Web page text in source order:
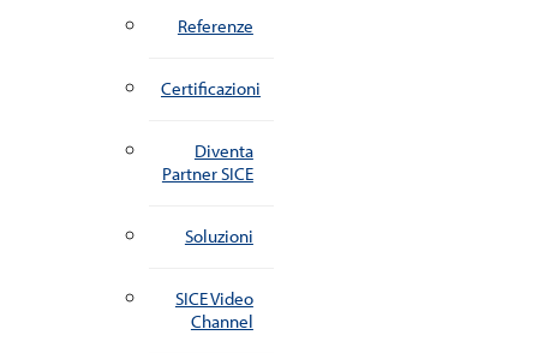
Referenze
Certificazioni
Diventa
Partner SICE
Soluzioni
SICE Video
Channel